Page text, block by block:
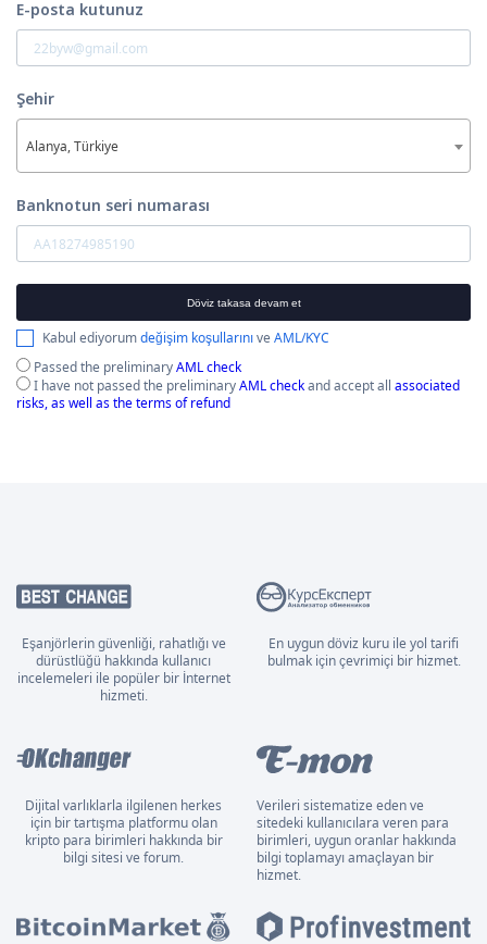
E-posta kutunuz
Şehir
Alanya, Türkiye
Banknotun seri numarası
Döviz takasa devam et
Kabul ediyorumdeğişim koşullarınıveAML/KYC
Passed the preliminaryAML check
I have not passed the preliminaryAML checkand accept all associated
risks, as well as the terms of refund
Eşanjörlerin güvenliği, rahatlığı ve
dürüstlüğü hakkında kullanıcı
incelemeleri ile popüler bir İnternet
hizmeti.
En uygun döviz kuru ile yol tarifi
bulmak için çevrimiçi bir hizmet.
Dijital varlıklarla ilgilenen herkes
için bir tartışma platformu olan
kripto para birimleri hakkında bir
bilgi sitesi ve forum.
Verileri sistematize eden ve
sitedeki kullanıcılara veren para
birimleri, uygun oranlar hakkında
bilgi toplamayı amaçlayan bir
hizmet.